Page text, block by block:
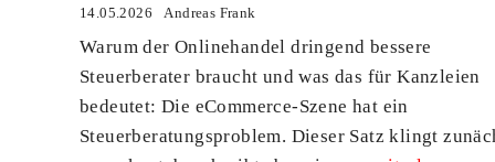
14.05.2026 Andreas Frank
Warum der Onlinehandel dringend bessere
Steuerberater braucht und was das für Kanzleien
bedeutet: Die eCommerce-Szene hat ein
Steuerberatungsproblem. Dieser Satz klingt